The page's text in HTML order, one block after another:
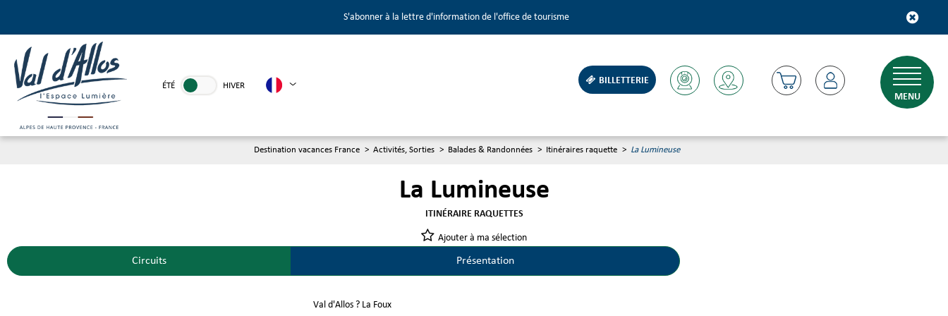
S'abonner à la lettre d'information de l'office de tourisme
ÉTÉ HIVER
BILLETTERIE
MENU
Destination vacances France > Activités, Sorties > Balades & Randonnées > Itinéraires raquette > La Lumineuse
La Lumineuse
ITINÉRAIRE RAQUETTES
Ajouter à ma sélection
Circuits Présentation
Val d'Allos ? La Foux